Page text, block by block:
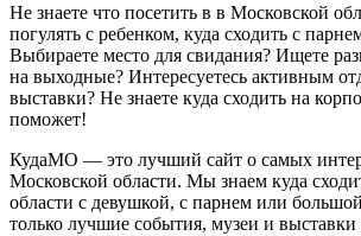
Не знаете что посетить в в Московской
погулять с ребенком, куда сходить с
Выбираете место для свидания? Ищете
на выходные? Интересуетесь активным
выставки? Не знаете куда сходить на
поможет!
КудаМО — это лучший сайт о самых
Московской области. Мы знаем куда
области с девушкой, с парнем или
только лучшие события, музеи и